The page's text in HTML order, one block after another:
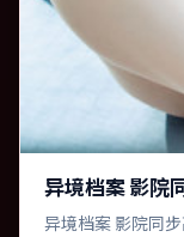
异境档案 影院
异境档案 影院同